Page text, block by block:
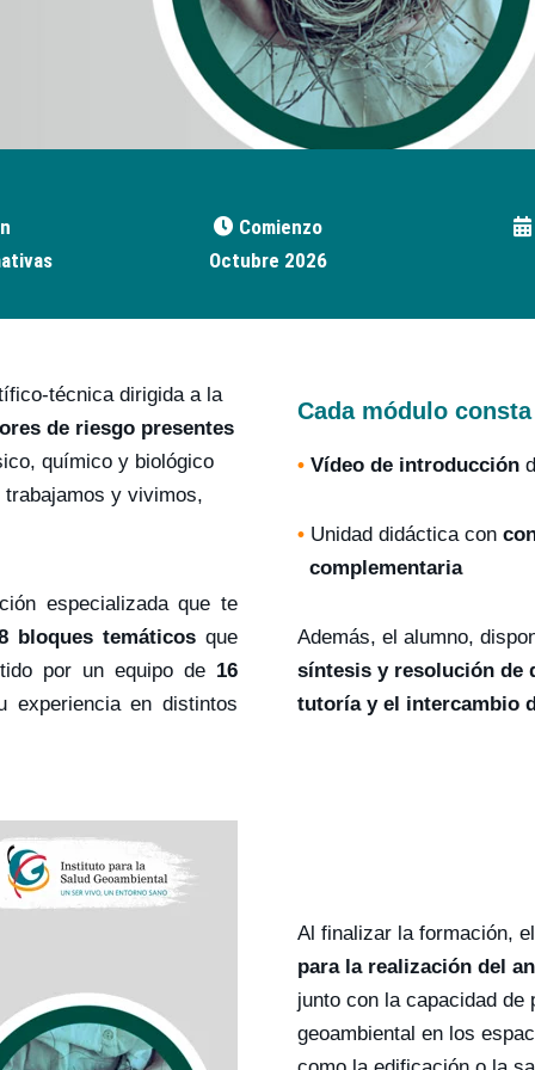
Comienzo
Octubre 2026
técnica dirigida a la
de riesgo presentes
químico y biológico
y vivimos,
especializada que te
bloques temáticosque
por un equipo de 16
experiencia en distintos
Cada módulo
• Vídeo de introducción
• Unidad didáctica con
complementaria
Además, el alumno,
síntesis y resolución de
tutoría y el intercambio
Al finalizar la formación,
para la realización del
junto con la capacidad
geoambiental en los